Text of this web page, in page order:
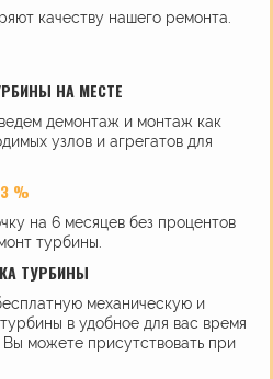
качеству нашего ремонта.
НА МЕСТЕ
демонтаж и монтаж как
узлов и агрегатов для
%
на 6 месяцев без процентов
турбины.
ТУРБИНЫ
механическую и
в удобное для вас время
можете присутствовать при